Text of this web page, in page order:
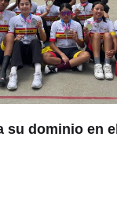
su dominio en